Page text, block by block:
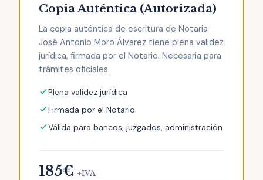
Copia Auténtica (Autorizada)
La copia auténtica de escritura de Notaría
José Antonio Moro Álvarez tiene plena validez
jurídica, firmada por el Notario. Necesaria para
trámites oficiales.
Plena validez jurídica
Firmada por el Notario
Válida para bancos, juzgados, administración
185€ +IVA